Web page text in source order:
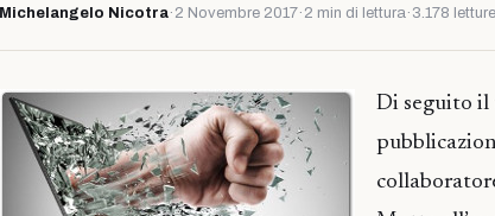
Michelangelo Nicotra· 2 Novembre 2017· 2 min di lettura· 3.178 letture
Di seguito il